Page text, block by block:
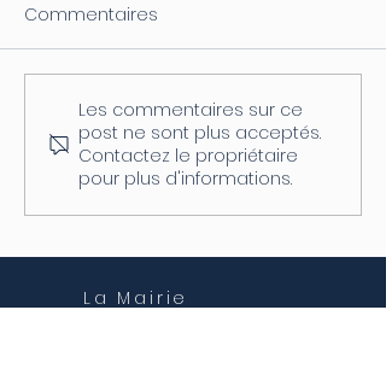
Coupure d'électricité le
04/08
Commentaires
Les commentaires sur ce
post ne sont plus acceptés.
Contactez le propriétaire
pour plus d'informations.
La Mairie